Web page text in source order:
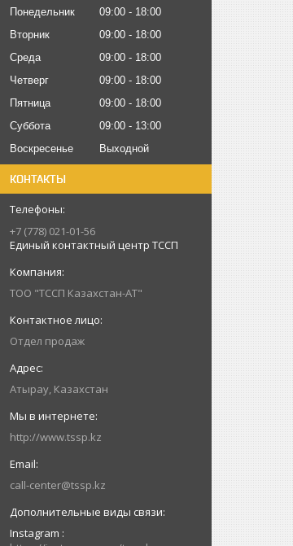
Понедельник 09:00
18:00
Вторник
09:00
18:00
Среда
09:00
18:00
Четверг
09:00
18:00
Пятница
09:00
18:00
Суббота
09:00
13:00
Воскресенье
Выходной
КОНТАКТЫ
+7 (778) 021-01-56
Единый контактный центр ТССП
ТОО "ТССП Казахстан-АТ"
Отдел продаж
Атырау, Казахстан
http://www.tssp.kz
call-center@tssp.kz
Instagram